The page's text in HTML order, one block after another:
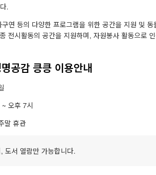
.
연 등의 다양한 프로그램을 위한 공간을 지원 및
전시활동의 공간을 지원하며, 자원봉사 활동으로
공감 킁킁 이용안내
오후 7시
말 휴관
도서 열람만 가능합니다.